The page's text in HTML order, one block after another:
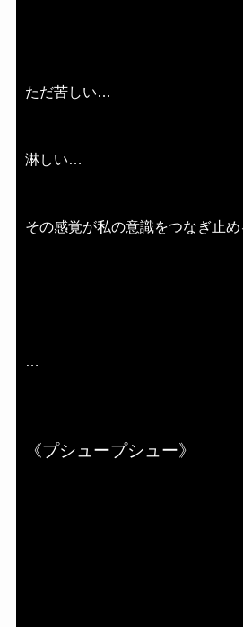
ただ苦しい…
淋しい…
その感覚が私の意識をつなぎ止め
…
《プシュープシュー》